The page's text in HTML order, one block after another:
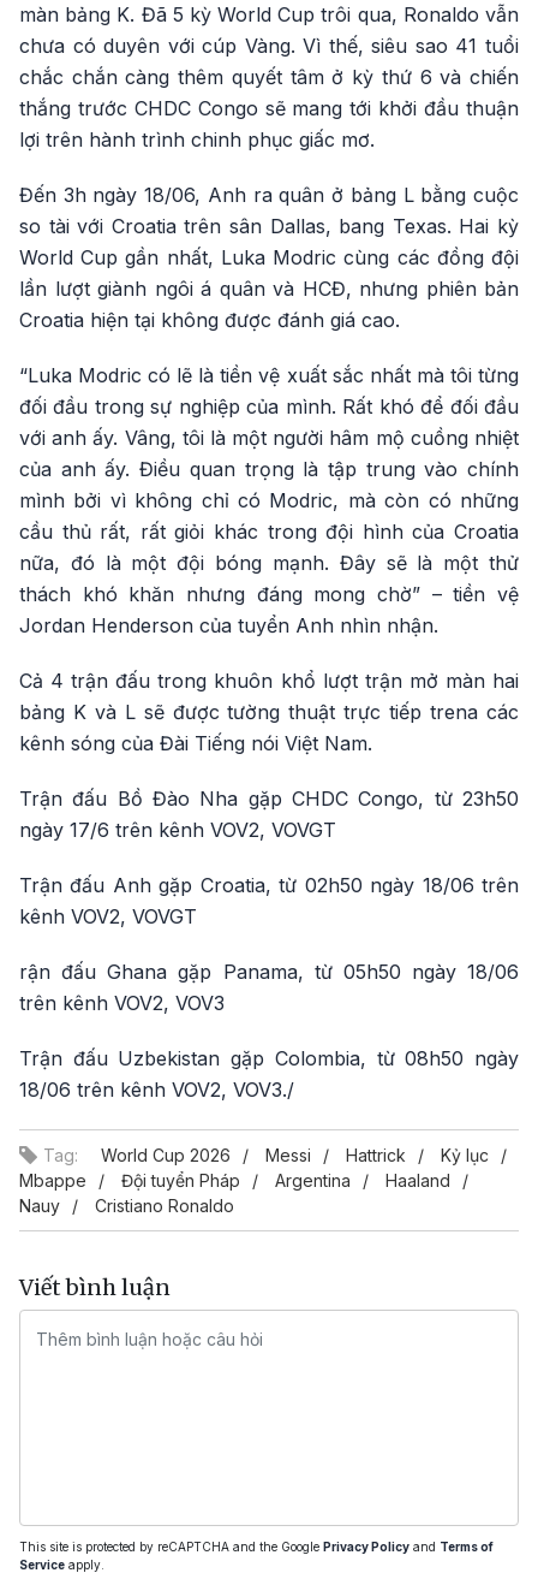
màn bảng K. Đã 5 kỳ World Cup trôi qua, Ronaldo vẫn
chưa có duyên với cúp Vàng. Vì thế, siêu sao 41 tuổi
chắc chắn càng thêm quyết tâm ở kỳ thứ 6 và chiến
thắng trước CHDC Congo sẽ mang tới khởi đầu thuận
lợi trên hành trình chinh phục giấc mơ.
Đến 3h ngày 18/06, Anh ra quân ở bảng L bằng cuộc
so tài với Croatia trên sân Dallas, bang Texas. Hai kỳ
World Cup gần nhất, Luka Modric cùng các đồng đội
lần lượt giành ngôi á quân và HCĐ, nhưng phiên bản
Croatia hiện tại không được đánh giá cao.
“Luka Modric có lẽ là tiền vệ xuất sắc nhất mà tôi từng
đối đầu trong sự nghiệp của mình. Rất khó để đối đầu
với anh ấy. Vâng, tôi là một người hâm mộ cuồng nhiệt
của anh ấy. Điều quan trọng là tập trung vào chính
mình bởi vì không chỉ có Modric, mà còn có những
cầu thủ rất, rất giỏi khác trong đội hình của Croatia
nữa, đó là một đội bóng mạnh. Đây sẽ là một thử
thách khó khăn nhưng đáng mong chờ” – tiền vệ
Jordan Henderson của tuyển Anh nhìn nhận.
Cả 4 trận đấu trong khuôn khổ lượt trận mở màn hai
bảng K và L sẽ được tường thuật trực tiếp trena các
kênh sóng của Đài Tiếng nói Việt Nam.
Trận đấu Bồ Đào Nha gặp CHDC Congo, từ 23h50
ngày 17/6 trên kênh VOV2, VOVGT
Trận đấu Anh gặp Croatia, từ 02h50 ngày 18/06 trên
kênh VOV2, VOVGT
rận đấu Ghana gặp Panama, từ 05h50 ngày 18/06
trên kênh VOV2, VOV3
Trận đấu Uzbekistan gặp Colombia, từ 08h50 ngày
18/06 trên kênh VOV2, VOV3./
Tag: World Cup 2026 Messi Hattrick
Kỷ lục
Mbappe
Đội tuyển Pháp Argentina
Haaland
Nauy
Cristiano Ronaldo
Viết bình luận
This site is protected by reCAPTCHA and the Google Privacy Policy and Terms of
Service apply.